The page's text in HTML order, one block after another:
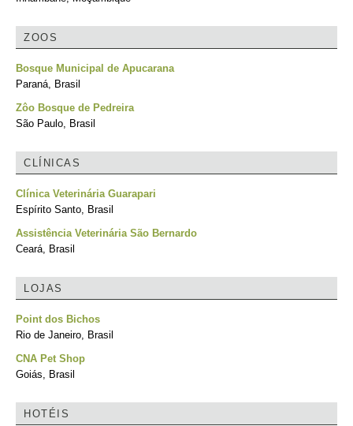
ZOOS
Bosque Municipal de Apucarana
Paraná, Brasil
Zôo Bosque de Pedreira
São Paulo, Brasil
CLÍNICAS
Clínica Veterinária Guarapari
Espírito Santo, Brasil
Assistência Veterinária São Bernardo
Ceará, Brasil
LOJAS
Point dos Bichos
Rio de Janeiro, Brasil
CNA Pet Shop
Goiás, Brasil
HOTÉIS